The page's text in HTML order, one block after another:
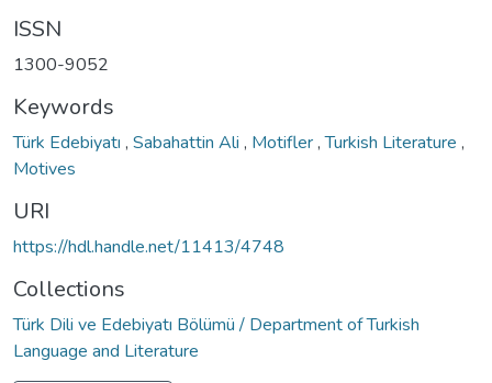
ISSN
1300-9052
Keywords
Türk Edebiyatı , Sabahattin Ali , Motifler,Turkish Literature ,
Motives
URI
https://hdl.handle.net/11413/4748
Collections
Türk Dili ve Edebiyatı Bölümü / Department of Turkish
Language and Literature